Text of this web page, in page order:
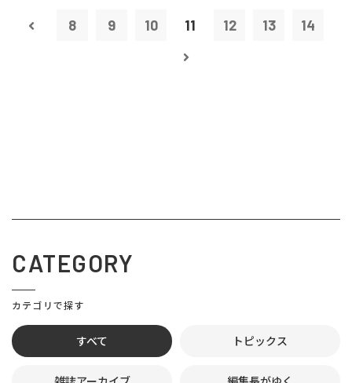
8 9 10 11 12 13 14
CATEGORY
カテゴリで探す
すべて トピックス